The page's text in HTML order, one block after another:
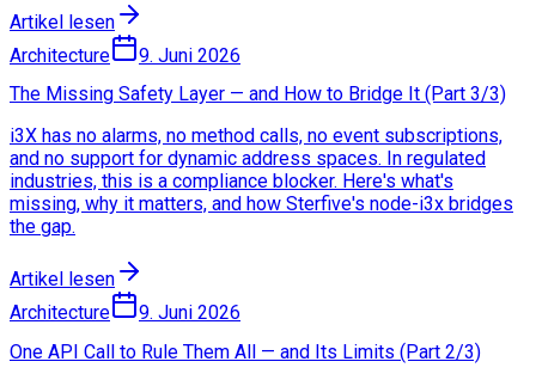
Artikel lesen
Architecture
9. Juni 2026
The Missing Safety Layer — and How to Bridge It (Part 3/3)
i3X has no alarms, no method calls, no event subscriptions,
and no support for dynamic address spaces. In regulated
industries, this is a compliance blocker. Here's what's
missing, why it matters, and how Sterfive's node-i3x bridges
the gap.
Artikel lesen
Architecture
9. Juni 2026
One API Call to Rule Them All — and Its Limits (Part 2/3)